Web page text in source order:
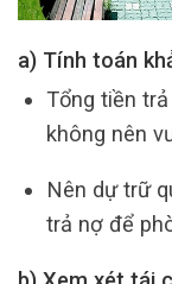
a) Tính toán
Tổng tiền
không nên
Nên dự trữ
trả nợ để